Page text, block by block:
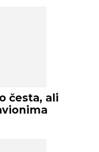
česta, ali